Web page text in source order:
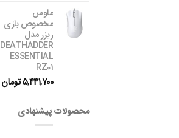
ماوس
مخصوص بازی
ریزر مدل
DEATHADDER
ESSENTIAL
RZ01
5,441,700تومان
محصولات پیشنهادی